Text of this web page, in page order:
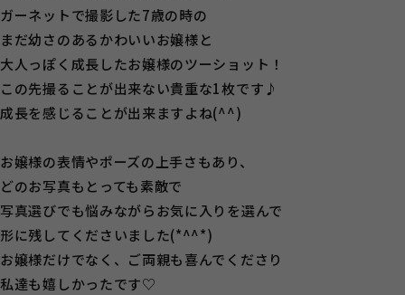
ガーネットで撮影した7歳の時の
まだ幼さのあるかわいいお嬢様と
大人っぽく成長したお嬢様のツーショット！
この先撮ることが出来ない貴重な1枚です♪
成長を感じることが出来ますよね(^^)
お嬢様の表情やポーズの上手さもあり、
どのお写真もとっても素敵で
写真選びでも悩みながらお気に入りを選んで
形に残してくださいました(*^^*)
お嬢様だけでなく、ご両親も喜んでくださり
私達も嬉しかったです♡